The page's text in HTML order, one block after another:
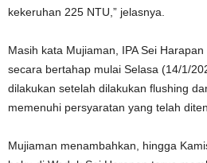
kekeruhan 225 NTU,” jelasnya.
Masih kata Mujiaman, IPA Sei
secara bertahap mulai Selasa (14/1/
dilakukan setelah dilakukan flushing
memenuhi persyaratan yang telah
Mujiaman menambahkan, hingga